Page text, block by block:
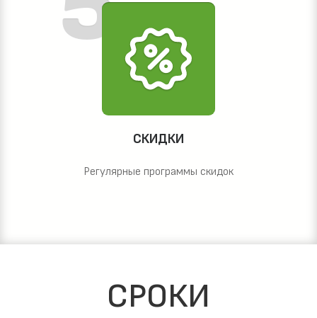
СКИДКИ
Регулярные программы скидок
СРОКИ